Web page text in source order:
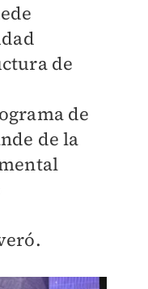
de
de
de la